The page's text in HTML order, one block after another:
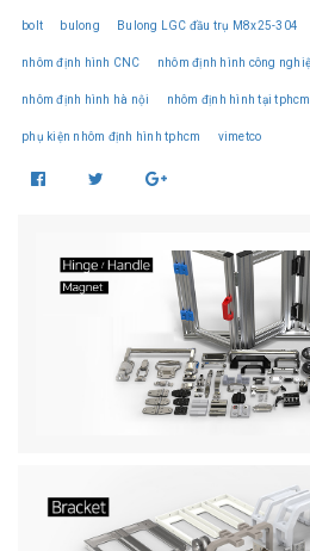
bolt bulong Bulong LGC đầu trụ M8x25-304
nhôm định hình CNC nhôm định hình công
nhôm định hình hà nội nhôm định hình tại tphcm
phụ kiện nhôm định hình tphcm vimetco